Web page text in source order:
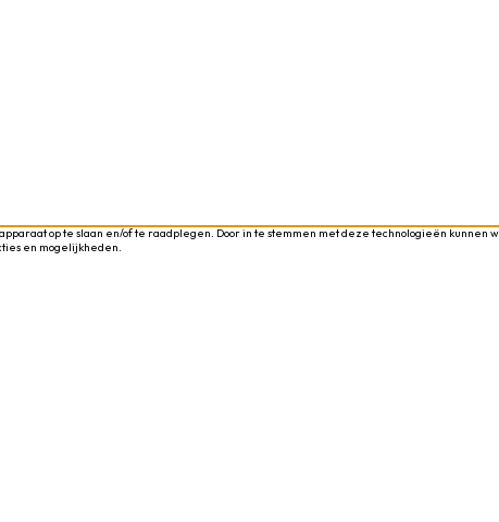
op te slaan en/of te raadplegen. Door in te stemmen met deze technologieën
en mogelijkheden.